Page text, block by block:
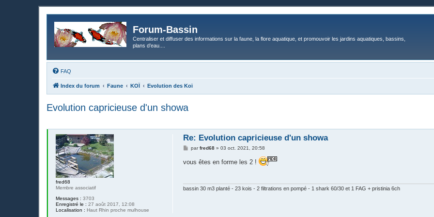
Forum-Bassin
Centraliser et diffuser des informations sur la faune, la flore aquatique, et promouvoir les jardins aquatiques, bassins,
plans d’eau....
FAQ
Index du forum Faune KOÏ Evolution des Koï
Evolution capricieuse d'un showa
fred68
Membre associatif
Messages : 3703
Enregistré le : 27 août 2017, 12:08
Localisation : Haut Rhin proche mulhouse
Re: Evolution capricieuse d'un showa
M
s
parfred68 »03 oct. 2021, 20:58
vous êtes en forme les 2 !
bassin 30 m3 planté - 23 kois - 2 filtrations en pompé - 1 shark 60/30 et 1 FAG + pristinia 6ch